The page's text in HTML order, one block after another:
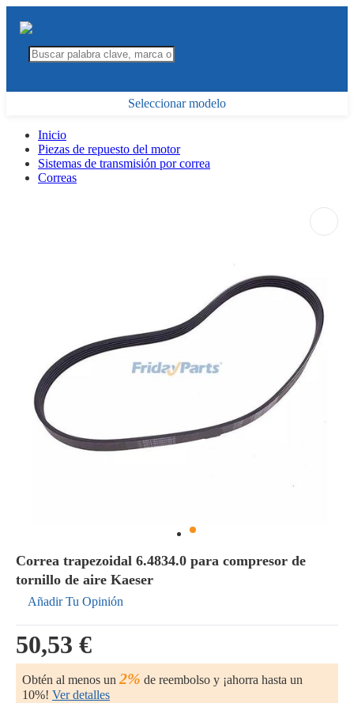
Seleccionar modelo
Inicio
Piezas de repuesto del motor
Sistemas de transmisión por correa
Correas
Correa trapezoidal 6.4834.0 para compresor de
tornillo de aire Kaeser
Añadir Tu Opinión
50,53 €
Obtén al menos un 2% de reembolso y ¡ahorra hasta un
10%! Ver detalles